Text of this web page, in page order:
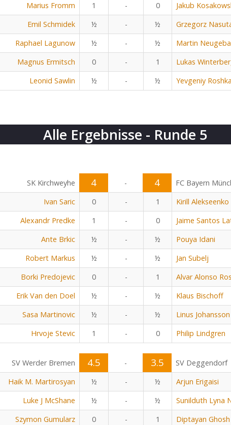
Marius Fromm 1 - 0 Jakub
Emil Schmidek ½ - ½ Grzegorz
Raphael Lagunow ½ - ½ Martin
Magnus Ermitsch 0 - 1 Lukas
Leonid Sawlin ½ - ½ Yevgeniy Roshka
Alle Ergebnisse - Runde 5
SK Kirchweyhe 4 - 4
FC Bayern
Ivan Saric 0 - 1 Kirill Alekseenko
Alexandr Predke 1 - 0 Jaime Santos
Ante Brkic ½ - ½ Pouya Idani
Robert Markus ½ - ½ Jan Subelj
Borki Predojevic 0 - 1 Alvar Alonso
Erik Van den Doel ½ - ½ Klaus Bischoff
Sasa Martinovic ½ - ½ Linus Johansson
Hrvoje Stevic 1 - 0 Philip Lindgren
SV Werder Bremen 4.5 - 3.5
SV Deggendorf
Haik M. Martirosyan ½ - ½ Arjun Erigaisi
Luke J McShane ½ - ½ Sunilduth Lyna
Szymon Gumularz 0 - 1 Diptayan Ghosh